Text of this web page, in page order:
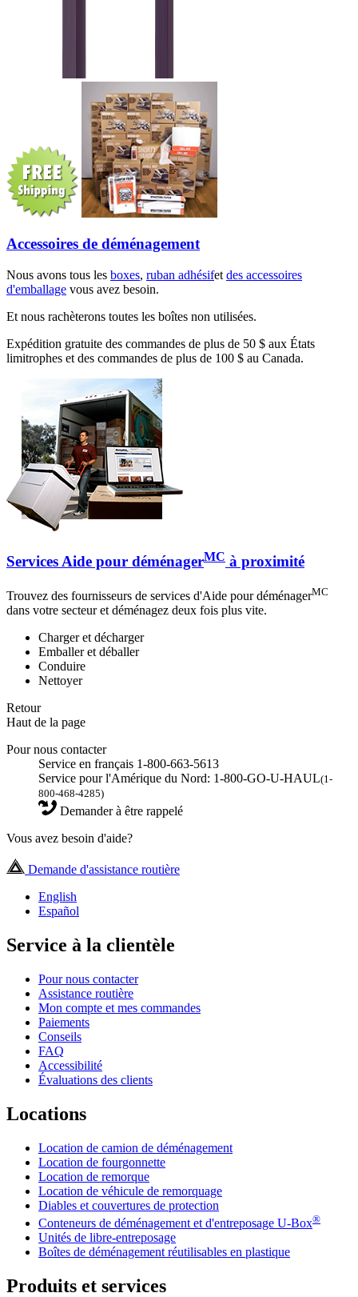
Accessoires de déménagement
Nous avons tous les boxes, ruban adhésifet des accessoires
d'emballage vous avez besoin.
Et nous rachèterons toutes les boîtes non utilisées.
Expédition gratuite des commandes de plus de 50 $ aux États
limitrophes et des commandes de plus de 100 $ au Canada.
Services Aide pour déménagerMC à proximité
Trouvez des fournisseurs de services d'Aide pour déménagerMC
dans votre secteur et déménagez deux fois plus vite.
Charger et décharger
Emballer et déballer
Conduire
Nettoyer
Retour
Haut de la page
Pour nous contacter
Service en français 1-800-663-5613
Service pour l'Amérique du Nord: 1-800-GO-U-HAUL(1-
800-468-4285)
Demander à être rappelé
Vous avez besoin d'aide?
Demande d'assistance routière
English
Español
Service à la clientèle
Pour nous contacter
Assistance routière
Mon compte et mes commandes
Paiements
Conseils
FAQ
Accessibilité
Évaluations des clients
Locations
Location de camion de déménagement
Location de fourgonnette
Location de remorque
Location de véhicule de remorquage
Diables et couvertures de protection
Conteneurs de déménagement et d'entreposage U-Box®
Unités de libre-entreposage
Boîtes de déménagement réutilisables en plastique
Produits et services